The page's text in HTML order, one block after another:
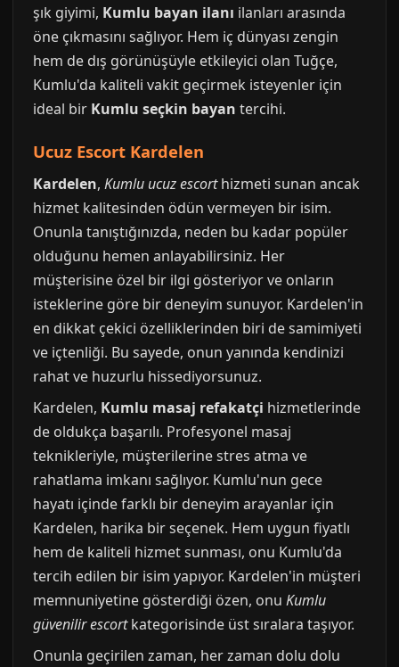
şık giyimi, Kumlu bayan ilanı ilanları arasında
öne çıkmasını sağlıyor. Hem iç dünyası zengin
hem de dış görünüşüyle etkileyici olan Tuğçe,
Kumlu'da kaliteli vakit geçirmek isteyenler için
ideal bir Kumlu seçkin bayan tercihi.
Ucuz Escort Kardelen
Kardelen, Kumlu ucuz escorthizmeti sunan ancak
hizmet kalitesinden ödün vermeyen bir isim.
Onunla tanıştığınızda, neden bu kadar popüler
olduğunu hemen anlayabilirsiniz. Her
müşterisine özel bir ilgi gösteriyor ve onların
isteklerine göre bir deneyim sunuyor. Kardelen'in
en dikkat çekici özelliklerinden biri de samimiyeti
ve içtenliği. Bu sayede, onun yanında kendinizi
rahat ve huzurlu hissediyorsunuz.
Kardelen, Kumlu masaj refakatçi hizmetlerinde
de oldukça başarılı. Profesyonel masaj
teknikleriyle, müşterilerine stres atma ve
rahatlama imkanı sağlıyor. Kumlu'nun gece
hayatı içinde farklı bir deneyim arayanlar için
Kardelen, harika bir seçenek. Hem uygun fiyatlı
hem de kaliteli hizmet sunması, onu Kumlu'da
tercih edilen bir isim yapıyor. Kardelen'in müşteri
memnuniyetine gösterdiği özen, onu Kumlu
güvenilir escortkategorisinde üst sıralara taşıyor.
Onunla geçirilen zaman, her zaman dolu dolu